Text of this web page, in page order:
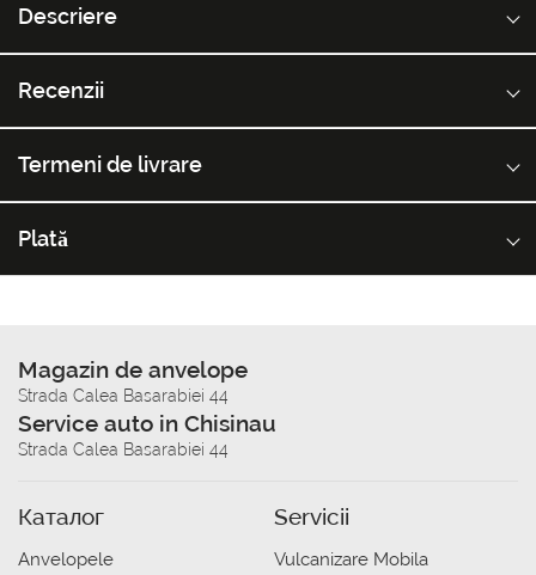
Descriere
Recenzii
Termeni de livrare
Plată
Magazin de anvelope
Strada Calea Basarabiei 44
Service auto in Chisinau
Strada Calea Basarabiei 44
Каталог
Anvelopele
Servicii
Vulcanizare Mobila